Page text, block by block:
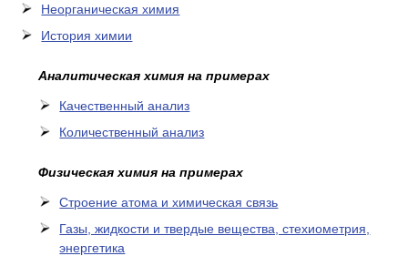
Неорганическая химия
История химии
Аналитическая химия на примерах
Качественный анализ
Количественный анализ
Физическая химия на примерах
Cтроение атома и химическая связь
Газы, жидкости и твердые вещества, стехиометрия,
энергетика